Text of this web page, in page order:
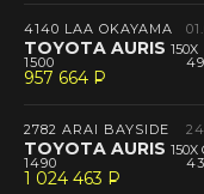
4140 LAA OKAYAMA
TOYOTA AURIS 150X
1500
957 664 P
--
2782 ARAI BAYSIDE
TOYOTA AURIS 150X
1490
1 024 463 P
--